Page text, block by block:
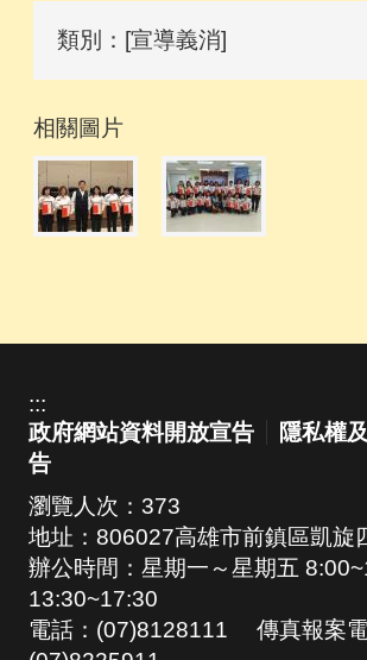
類別：[宣導義消]
相關圖片
:::
政府網站資料開放宣告
隱私權
告
瀏覽人次： 373
地址：806027高雄市前鎮區凱旋
辦公時間：星期一～星期五
13:30~17:30
電話：(07)8128111 傳真報案電